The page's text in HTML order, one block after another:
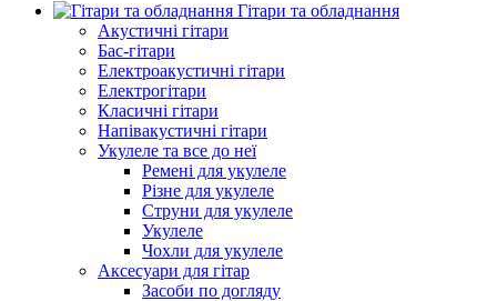
Гітари та обладнання
Акустичні гітари
Бас-гітари
Електроакустичні гітари
Електрогітари
Класичні гітари
Напівакустичні гітари
Укулеле та все до неї
Ремені для укулеле
Різне для укулеле
Струни для укулеле
Укулеле
Чохли для укулеле
Аксесуари для гітар
Засоби по догляду